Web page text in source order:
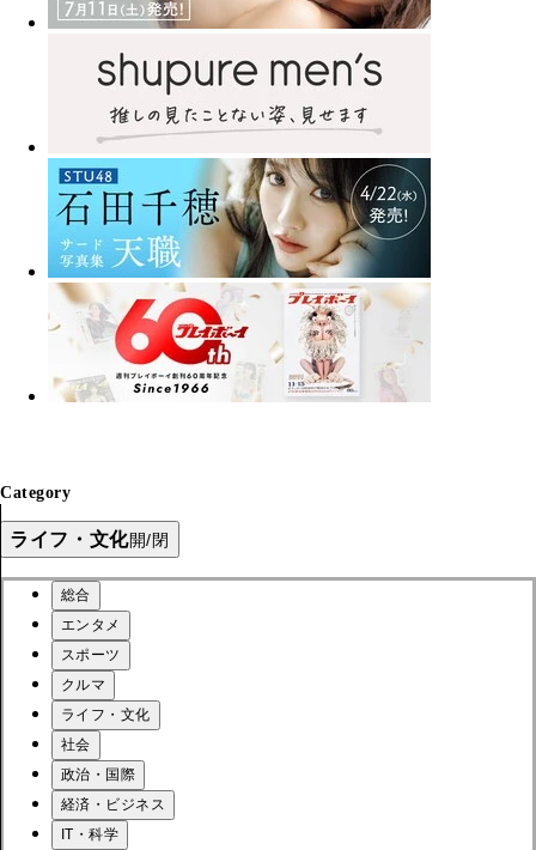
Category
ライフ・文化開/閉
総合
エンタメ
スポーツ
クルマ
ライフ・文化
社会
政治・国際
経済・ビジネス
IT・科学